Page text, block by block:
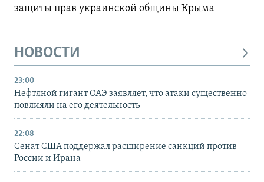
защиты прав украинской общины Крыма
НОВОСТИ
23:00
Нефтяной гигант ОАЭ заявляет, что атаки существенно
повлияли на его деятельность
22:08
Сенат США поддержал расширение санкций против
России и Ирана